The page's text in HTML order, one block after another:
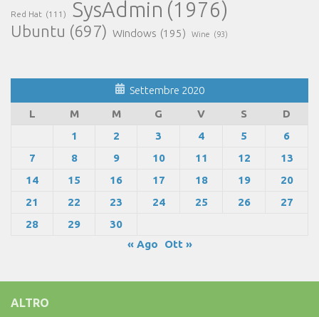
Red Hat (111) SysAdmin (1976)
Ubuntu (697) Windows (195) Wine (93)
Settembre 2020
L
M M G V S
D
1
2 3 4 5
6
7
8 9 10 11 12
13
14
15 16 17 18 19
20
21
22 23 24 25 26
27
28
29
30
« Ago
Ott »
ALTRO